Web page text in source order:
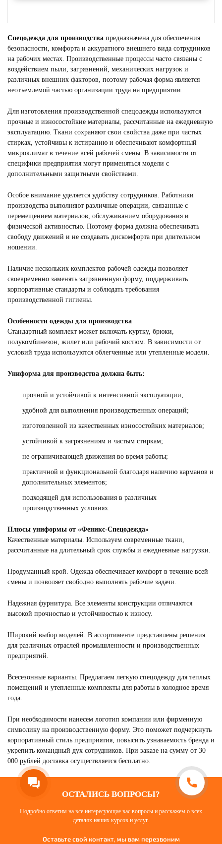
ФОРМА ДЛЯ ГОРНИЧНЫХ
Смотреть
СПЕЦОДЕЖДА ДЛЯ ИТР
Спецодежда для производства предназначена для обеспечения
безопасности, комфорта и аккуратного внешнего вида сотрудников
на рабочих местах. Производственные процессы часто связаны с
воздействием пыли, загрязнений, механических нагрузок и
различных внешних факторов, поэтому рабочая форма является
неотъемлемой частью организации труда на предприятии.
Для изготовления производственной спецодежды используются
прочные и износостойкие материалы, рассчитанные на ежедневную
эксплуатацию. Ткани сохраняют свои свойства даже при частых
стирках, устойчивы к истиранию и обеспечивают комфортный
микроклимат в течение всей рабочей смены. В зависимости от
специфики предприятия могут применяться модели с
дополнительными защитными свойствами.
Особое внимание уделяется удобству сотрудников. Работники
производства выполняют различные операции, связанные с
перемещением материалов, обслуживанием оборудования и
физической активностью. Поэтому форма должна обеспечивать
свободу движений и не создавать дискомфорта при длительном
ношении.
Наличие нескольких комплектов рабочей одежды позволяет
своевременно заменять загрязненную форму, поддерживать
корпоративные стандарты и соблюдать требования
производственной гигиены.
Особенности одежды для производства
Стандартный комплект может включать куртку, брюки,
полукомбинезон, жилет или рабочий костюм. В зависимости от
условий труда используются облегченные или утепленные модели.
Униформа для производства должна быть:
прочной и устойчивой к интенсивной эксплуатации;
удобной для выполнения производственных операций;
изготовленной из качественных износостойких материалов;
устойчивой к загрязнениям и частым стиркам;
не ограничивающей движения во время работы;
практичной и функциональной благодаря наличию карманов и
дополнительных элементов;
подходящей для использования в различных
производственных условиях.
Плюсы униформы от «Феникс-Спецодежда»
Качественные материалы. Используем современные ткани,
рассчитанные на длительный срок службы и ежедневные нагрузки.
Продуманный крой. Одежда обеспечивает комфорт в течение всей
смены и позволяет свободно выполнять рабочие задачи.
Надежная фурнитура. Все элементы конструкции отличаются
высокой прочностью и устойчивостью к износу.
Широкий выбор моделей. В ассортименте представлены решения
для различных отраслей промышленности и производственных
предприятий.
Всесезонные варианты. Предлагаем легкую спецодежду для теплых
помещений и утепленные комплекты для работы в холодное время
года.
При необходимости нанесем логотип компании или фирменную
символику на производственную форму. Это поможет подчеркнуть
корпоративный стиль предприятия, повысить узнаваемость бренда и
укрепить командный дух сотрудников. При заказе на сумму от 30
000 рублей доставка осуществляется бесплатно.
ОСТАЛИСЬ ВОПРОСЫ?
Подробно ответим на все интересующие вас вопросы и расскажем о всех
деталях наших курсов и услуг.
Оставьте свой контакт, мы вам перезвоним